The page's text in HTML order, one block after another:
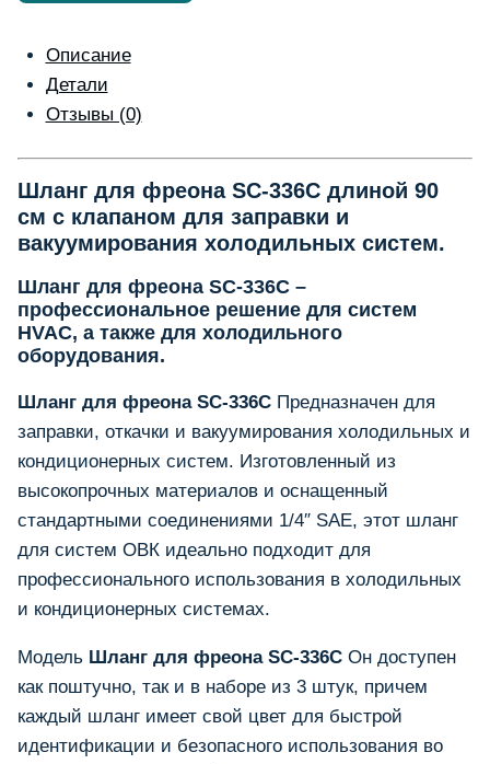
336C
90
cm
robinet
Описание
Детали
Отзывы (0)
Шланг для фреона SC-336C длиной 90
см с клапаном для заправки и
вакуумирования холодильных систем.
Шланг для фреона SC-336C –
профессиональное решение для систем
HVAC, а также для холодильного
оборудования.
Шланг для фреона SC-336C Предназначен для
заправки, откачки и вакуумирования холодильных и
кондиционерных систем. Изготовленный из
высокопрочных материалов и оснащенный
стандартными соединениями 1/4″ SAE, этот шланг
для систем ОВК идеально подходит для
профессионального использования в холодильных
и кондиционерных системах.
Модель Шланг для фреона SC-336C Он доступен
как поштучно, так и в наборе из 3 штук, причем
каждый шланг имеет свой цвет для быстрой
идентификации и безопасного использования во